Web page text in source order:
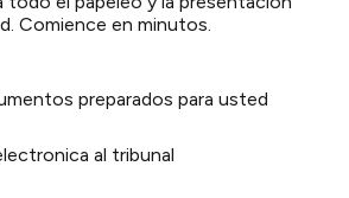
Comience en minutos.
preparados para usted
al tribunal